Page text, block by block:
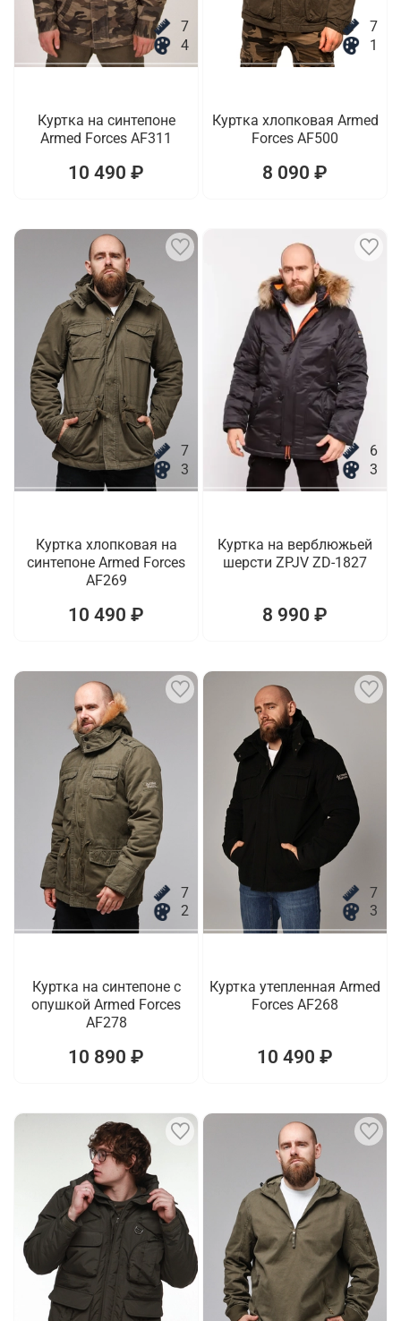
7
4
Куртка на синтепоне
Armed Forces AF311
10 490 ₽
7
1
Куртка хлопковая Armed
Forces AF500
8 090 ₽
7
3
Куртка хлопковая на
синтепоне Armed Forces
AF269
10 490 ₽
6
3
Куртка на верблюжьей
шерсти ZPJV ZD-1827
8 990 ₽
7
2
Куртка на синтепоне с
опушкой Armed Forces
AF278
10 890 ₽
7
3
Куртка утепленная Armed
Forces AF268
10 490 ₽